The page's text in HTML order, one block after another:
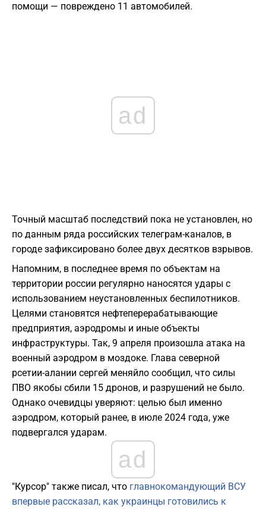
помощи — повреждено 11 автомобилей.
ad
Точный масштаб последствий пока не установлен, но
по данным ряда российских телеграм-каналов, в
городе зафиксировано более двух десятков взрывов.
Напомним, в последнее время по объектам на
территории россии регулярно наносятся удары с
использованием неустановленных беспилотников.
Целями становятся нефтеперерабатывающие
предприятия, аэродромы и иные объекты
инфраструктуры. Так, 9 апреля произошла атака на
военный аэродром в моздоке. Глава северной
рсетии-алании сергей меняйло сообщил, что силы
ПВО якобы сбили 15 дронов, и разрушений не было.
Однако очевидцы уверяют: целью был именно
аэродром, который ранее, в июле 2024 года, уже
подвергался ударам.
ad
"Курсор" также писал, что главнокомандующий ВСУ
впервые рассказал, как украинцы готовились к